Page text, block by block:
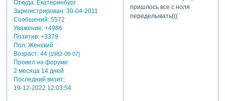
Откуда:Екатеринбург
Зарегистрирован: 30-04-2011
Сообщений:5572
Уважение: +4986
Позитив: +3379
Пол:Женский
Возраст:44 [1982-08-07]
Провел на форуме:
2 месяца 14 дней
Последний визит:
19-12-2022 12:03:54
пришлось все с ноля
переделывать(((